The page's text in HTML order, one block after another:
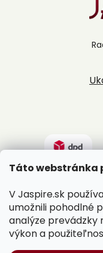
Táto webstránka
V Jaspire.sk
umožnili pohodlné
analýze prevádzky
výkon a